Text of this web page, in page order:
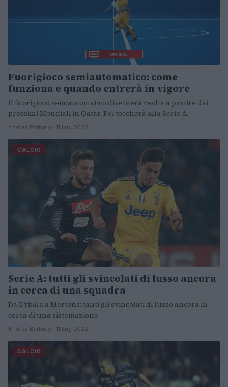
Fuorigioco semiautomatico: come
funziona e quando entrerà in vigore
Il fuorigioco semiautomatico diventerà realtà a partire dai
prossimi Mondiali in Qatar. Poi toccherà alla Serie A.
Andrea Barbato · 11 Lug 2022
CALCIO
Serie A: tutti gli svincolati di lusso ancora
in cerca di una squadra
Da Dybala a Mertens: tanti gli svincolati di lusso ancora in
cerca di una sistemazione
Andrea Barbato · 11 Lug 2022
CALCIO